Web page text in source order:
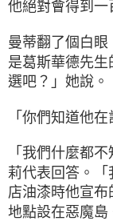
他絕對會得到一
曼蒂翻了個白
是葛斯華德先
選吧？」她說。
「你們知道他
「我們什麼都
莉代表回答。
店油漆時他宣
地點設在惡魔島